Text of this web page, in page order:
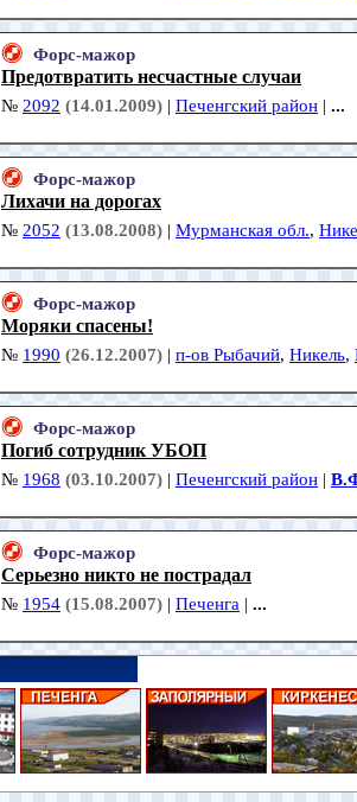
Форс-мажор
Предотвратить несчастные случаи
№ 2092 (14.01.2009) | Печенгский район | ...
Форс-мажор
Лихачи на дорогах
№ 2052 (13.08.2008) | Мурманская обл.,
Форс-мажор
Моряки спасены!
№ 1990 (26.12.2007) | п-ов Рыбачий, Никель,
Форс-мажор
Погиб сотрудник УБОП
№ 1968 (03.10.2007) | Печенгский район |
Форс-мажор
Серьезно никто не пострадал
№ 1954 (15.08.2007) | Печенга | ...